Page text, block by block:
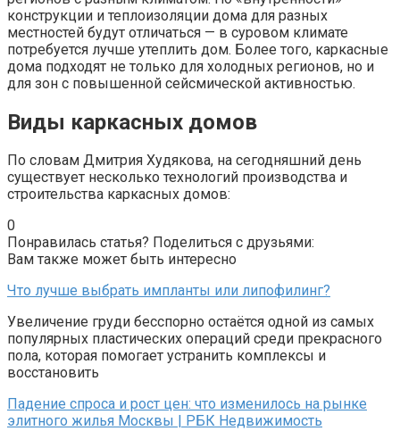
конструкции и теплоизоляции дома для разных
местностей будут отличаться — в суровом климате
потребуется лучше утеплить дом. Более того, каркасные
дома подходят не только для холодных регионов, но и
для зон с повышенной сейсмической активностью.
Виды каркасных домов
По словам Дмитрия Худякова, на сегодняшний день
существует несколько технологий производства и
строительства каркасных домов:
0
Понравилась статья? Поделиться с друзьями:
Вам также может быть интересно
Что лучше выбрать импланты или липофилинг?
Увеличение груди бесспорно остаётся одной из самых
популярных пластических операций среди прекрасного
пола, которая помогает устранить комплексы и
восстановить
Падение спроса и рост цен: что изменилось на рынке
элитного жилья Москвы | РБК Недвижимость